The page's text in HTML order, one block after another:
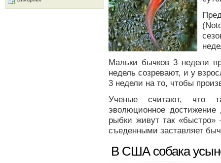
Мальки бычков 3 недели
недель созревают, и у
3 недели на то, чтобы
Ученые считают, что
эволюционное достижение
рыбки живут так
съеденными заставляет
В США собака